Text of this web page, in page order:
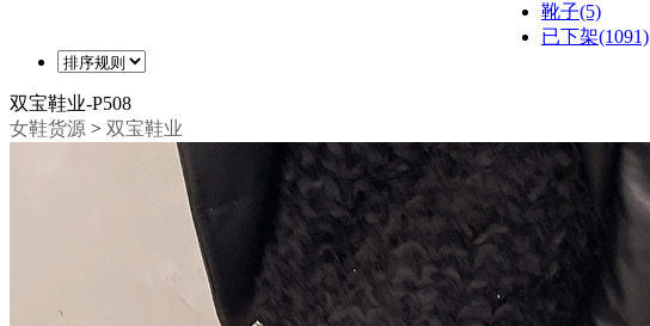
靴子(5)
已下架(1091)
双宝鞋业-P508
女鞋货源 > 双宝鞋业